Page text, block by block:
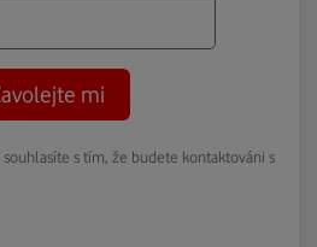
mi
s tím, že budete kontaktováni s